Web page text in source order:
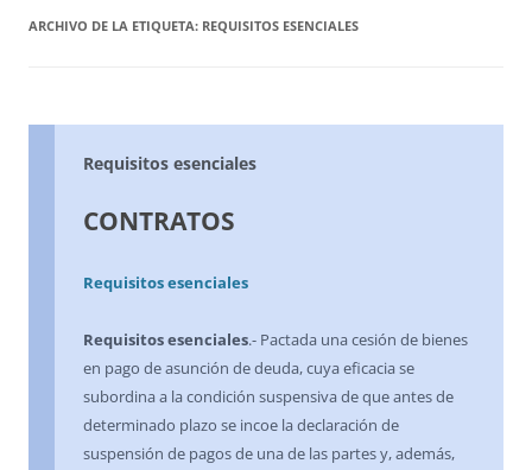
ARCHIVO DE LA ETIQUETA: REQUISITOS ESENCIALES
Requisitos esenciales
CONTRATOS
Requisitos esenciales
Requisitos esenciales.- Pactada una cesión de bienes
en pago de asunción de deuda, cuya eficacia se
subordina a la condición suspensiva de que antes de
determinado plazo se incoe la declaración de
suspensión de pagos de una de las partes y, además,